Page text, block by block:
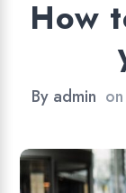
How
By admin on